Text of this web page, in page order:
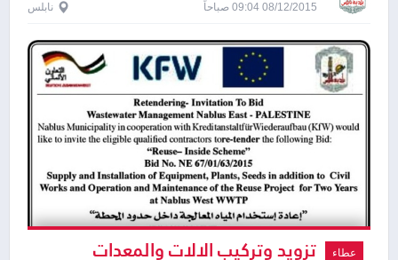
08/12/2015 09:04 صباحاً نابلس
عطاء تزويد وتركيب الالات والمعدات